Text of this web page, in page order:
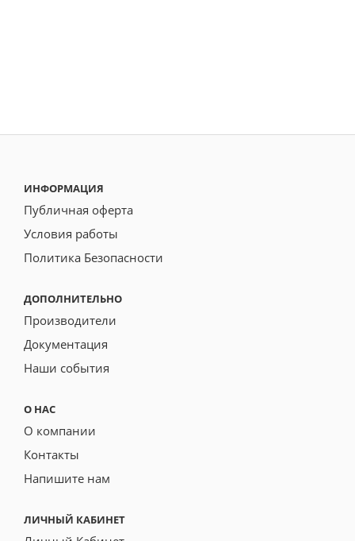
ИНФОРМАЦИЯ
Публичная оферта
Условия работы
Политика Безопасности
ДОПОЛНИТЕЛЬНО
Производители
Документация
Наши события
О НАС
О компании
Контакты
Напишите нам
ЛИЧНЫЙ КАБИНЕТ